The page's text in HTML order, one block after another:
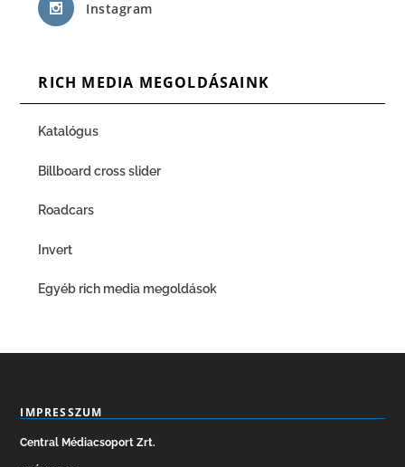
Instagram
RICH MEDIA MEGOLDÁSAINK
Katalógus
Billboard cross slider
Roadcars
Invert
Egyéb rich media megoldások
IMPRESSZUM
Central Médiacsoport Zrt.